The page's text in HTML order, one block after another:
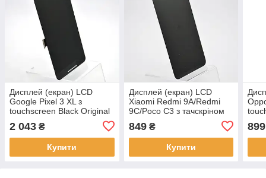
Дисплей (екран) LCD
Google Pixel 3 XL з
touchscreen Black Original
2 043 ₴
Купити
Дисплей (екран) LCD
Xiaomi Redmi 9A/Redmi
9C/Poco C3 з тачскріном
849₴
Купити
899